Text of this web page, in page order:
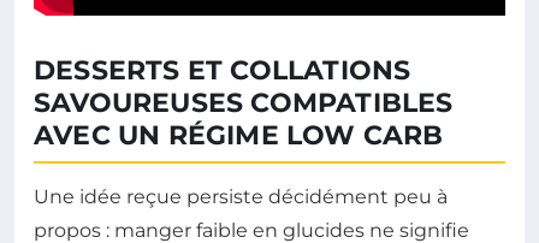
DESSERTS ET COLLATIONS
SAVOUREUSES COMPATIBLES
AVEC UN RÉGIME LOW CARB
Une idée reçue persiste décidément peu à
propos : manger faible en glucides ne signifie